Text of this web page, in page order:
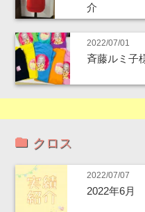
介
2022/07/01
斉藤ルミ子
クロス
2022/07/07
2022年6月